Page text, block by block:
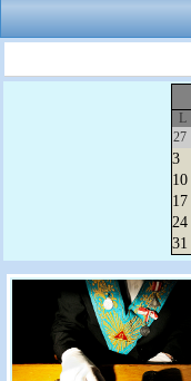
L
27
3
10
17
24
31